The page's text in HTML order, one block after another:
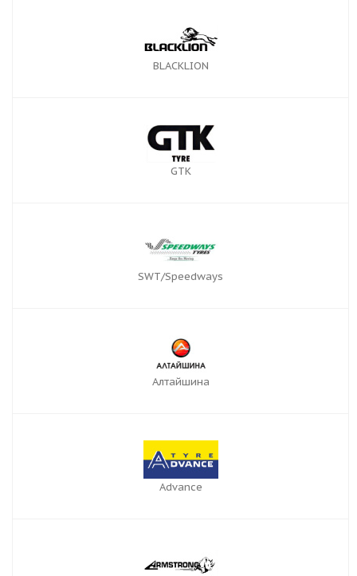
BLACKLION
GTK
SWT/Speedways
Алтайшина
Advance